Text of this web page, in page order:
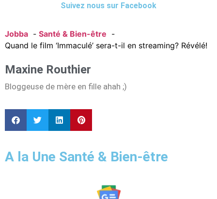
Suivez nous sur Facebook
Jobba
Santé & Bien-être
Quand le film ‘Immaculé’ sera-t-il en streaming? Révélé!
Maxine Routhier
Bloggeuse de mère en fille ahah ;)
A la Une Santé & Bien-être